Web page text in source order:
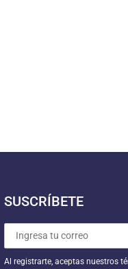
SUSCRÍBETE
Al registrarte, aceptas nuestros